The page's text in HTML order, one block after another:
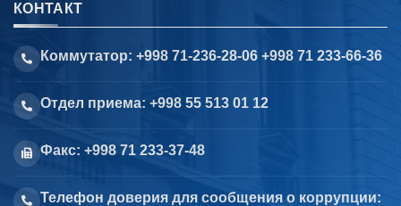
КОНТАКТ
Коммутатор: +998 71-236-28-06 +998 71 233-66-36
Отдел приема: +998 55 513 01 12
Факс: +998 71 233-37-48
Телефон доверия для сообщения о коррупции: